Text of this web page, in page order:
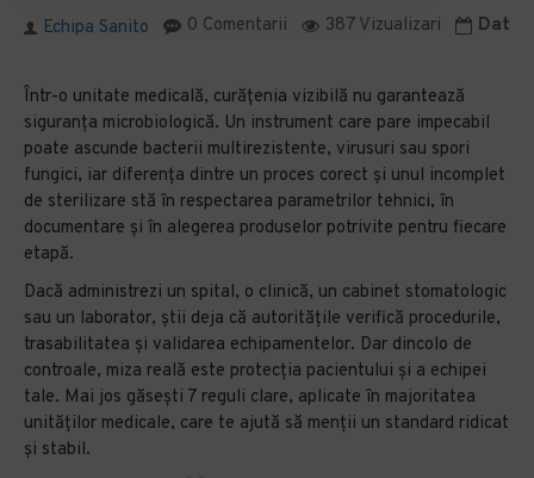
Echipa Sanito 0 Comentarii 387 Vizualizari Data
Într-o unitate medicală, curățenia vizibilă nu garantează
siguranța microbiologică. Un instrument care pare impecabil
poate ascunde bacterii multirezistente, virusuri sau spori
fungici, iar diferența dintre un proces corect și unul incomplet
de sterilizare stă în respectarea parametrilor tehnici, în
documentare și în alegerea produselor potrivite pentru fiecare
etapă.
Dacă administrezi un spital, o clinică, un cabinet stomatologic
sau un laborator, știi deja că autoritățile verifică procedurile,
trasabilitatea și validarea echipamentelor. Dar dincolo de
controale, miza reală este protecția pacientului și a echipei
tale. Mai jos găsești 7 reguli clare, aplicate în majoritatea
unităților medicale, care te ajută să menții un standard ridicat
și stabil.